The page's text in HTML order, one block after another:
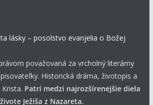
považovaná za vrcholný literárny
Historická dráma, životopis a
Patrí medzi najrozšírenejšie diela
Ježiša z Nazareta.